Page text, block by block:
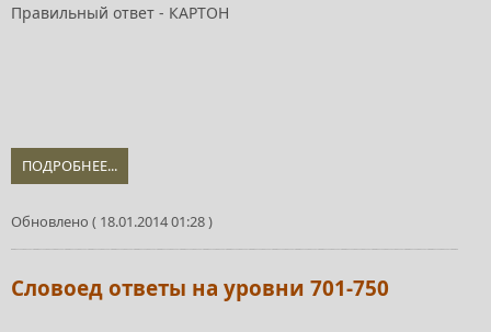
Правильный ответ - КАРТОН
ПОДРОБНЕЕ...
Обновлено ( 18.01.2014 01:28 )
Словоед ответы на уровни 701-750